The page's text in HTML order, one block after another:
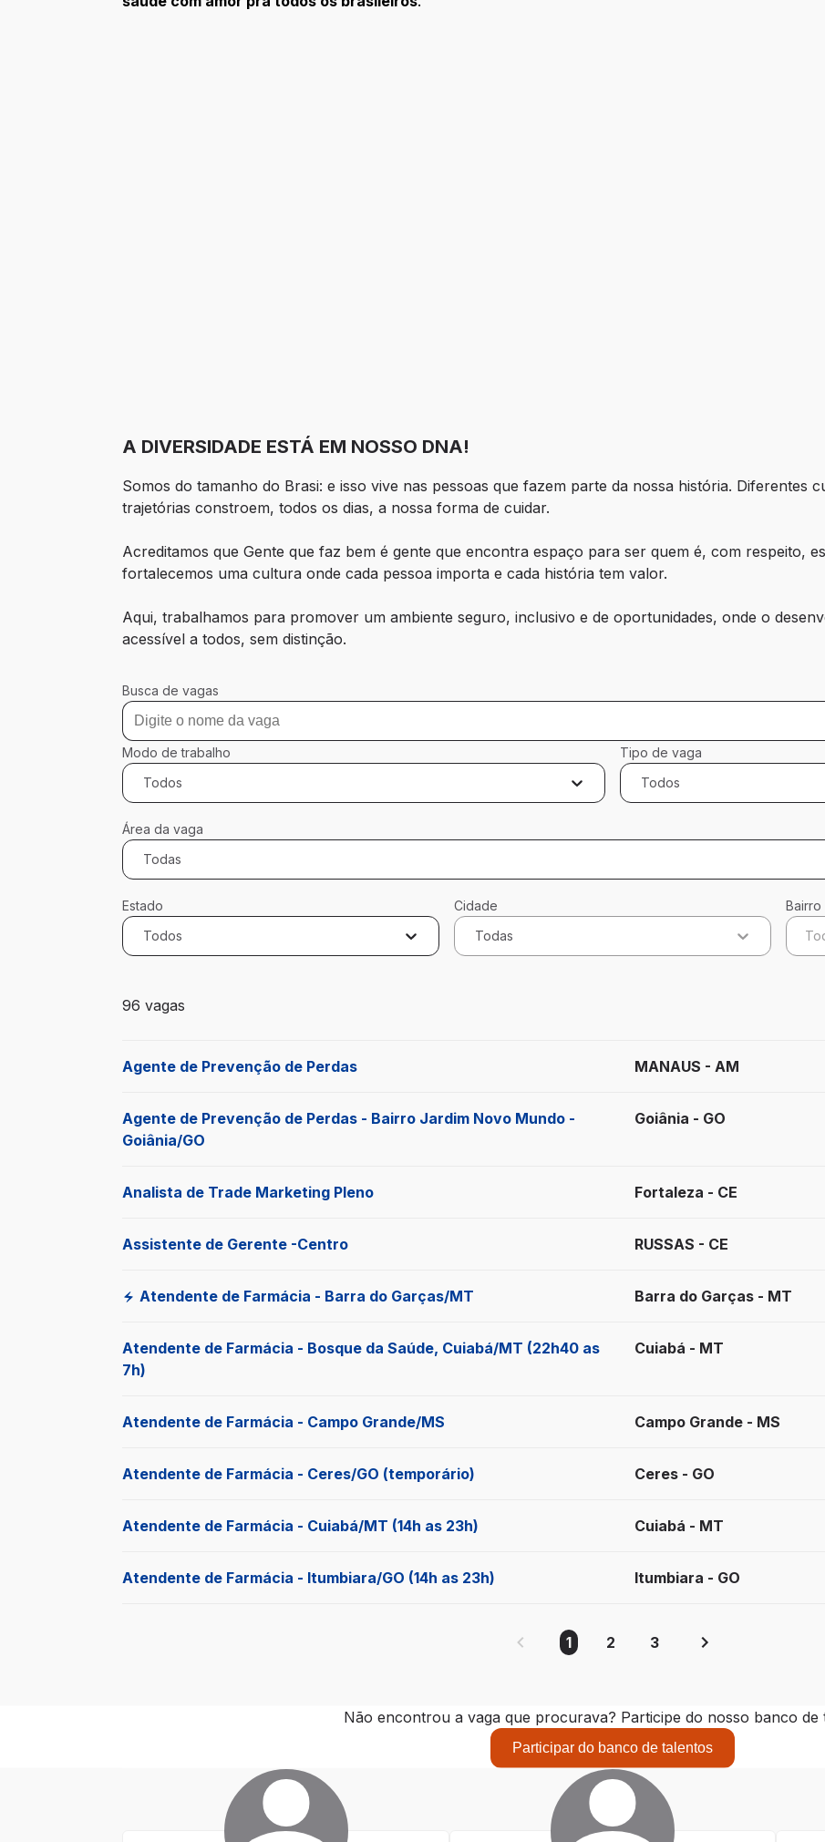
A DIVERSIDADE ESTÁ EM NOSSO DNA!
Somos do tamanho do Brasi: e isso vive nas pessoas que fazem parte da nossa história. Diferentes
trajetórias constroem, todos os dias, a nossa forma de cuidar.
Acreditamos que Gente que faz bem é gente que encontra espaço para ser quem é, com respeito,
fortalecemos uma cultura onde cada pessoa importa e cada história tem valor.
Aqui, trabalhamos para promover um ambiente seguro, inclusivo e de oportunidades, onde o
acessível a todos, sem distinção.
Busca de vagas
Modo de trabalho
Todos
Tipo de vaga
Todos
Área da vaga
Todas
Estado
Todos
Cidade
Todas
Bairro
96 vagas
Agente de Prevenção de Perdas MANAUS - AM
Agente de Prevenção de Perdas - Bairro Jardim Novo Mundo -
Goiânia/GO
Goiânia - GO
Analista de Trade Marketing Pleno Fortaleza - CE
Assistente de Gerente -Centro RUSSAS - CE
Atendente de Farmácia - Barra do Garças/MT Barra do Garças - MT
Atendente de Farmácia - Bosque da Saúde, Cuiabá/MT (22h40 as
7h)
Cuiabá - MT
Atendente de Farmácia - Campo Grande/MS Campo Grande - MS
Atendente de Farmácia - Ceres/GO (temporário) Ceres - GO
Atendente de Farmácia - Cuiabá/MT (14h as 23h) Cuiabá - MT
Atendente de Farmácia - Itumbiara/GO (14h as 23h) Itumbiara - GO
1 2 3
Não encontrou a vaga que procurava? Participe do nosso banco de
Participar do banco de talentos